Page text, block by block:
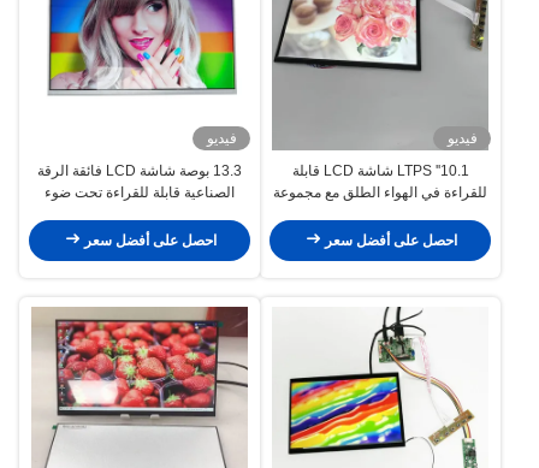
فيديو
10.1'' LTPS شاشة LCD قابلة
للقراءة في الهواء الطلق مع مجموعة
احصل على أفضل سعر
فيديو
13.3 بوصة شاشة LCD فائقة الرقة
الصناعية قابلة للقراءة تحت ضوء
احصل على أفضل سعر